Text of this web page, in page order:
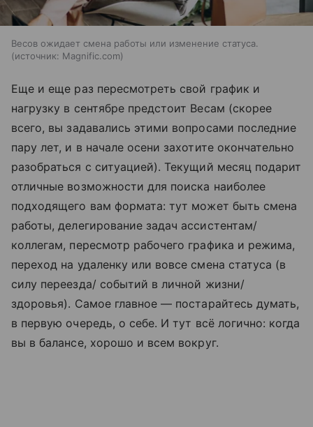
Весов ожидает смена работы или изменение статуса.
источник: Magnific.com
Еще и еще раз пересмотреть свой график и
нагрузку в сентябре предстоит Весам (скорее
всего, вы задавались этими вопросами последние
пару лет, и в начале осени захотите окончательно
разобраться с ситуацией). Текущий месяц подарит
отличные возможности для поиска наиболее
подходящего вам формата: тут может быть смена
работы, делегирование задач ассистентам/
коллегам, пересмотр рабочего графика и режима,
переход на удаленку или вовсе смена статуса (в
силу переезда/ событий в личной жизни/
здоровья). Самое главное — постарайтесь думать,
в первую очередь, о себе. И тут всё логично: когда
вы в балансе, хорошо и всем вокруг.